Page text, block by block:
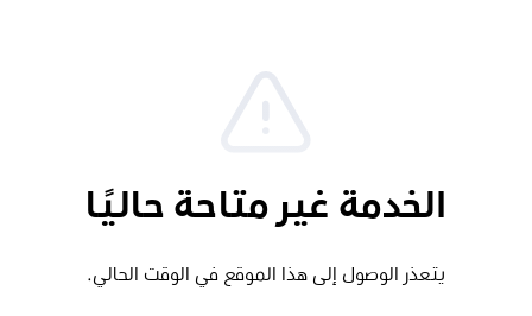
الخدمة غير متاحة حاليًا
يتعذر الوصول إلى هذا الموقع في الوقت الحالي.